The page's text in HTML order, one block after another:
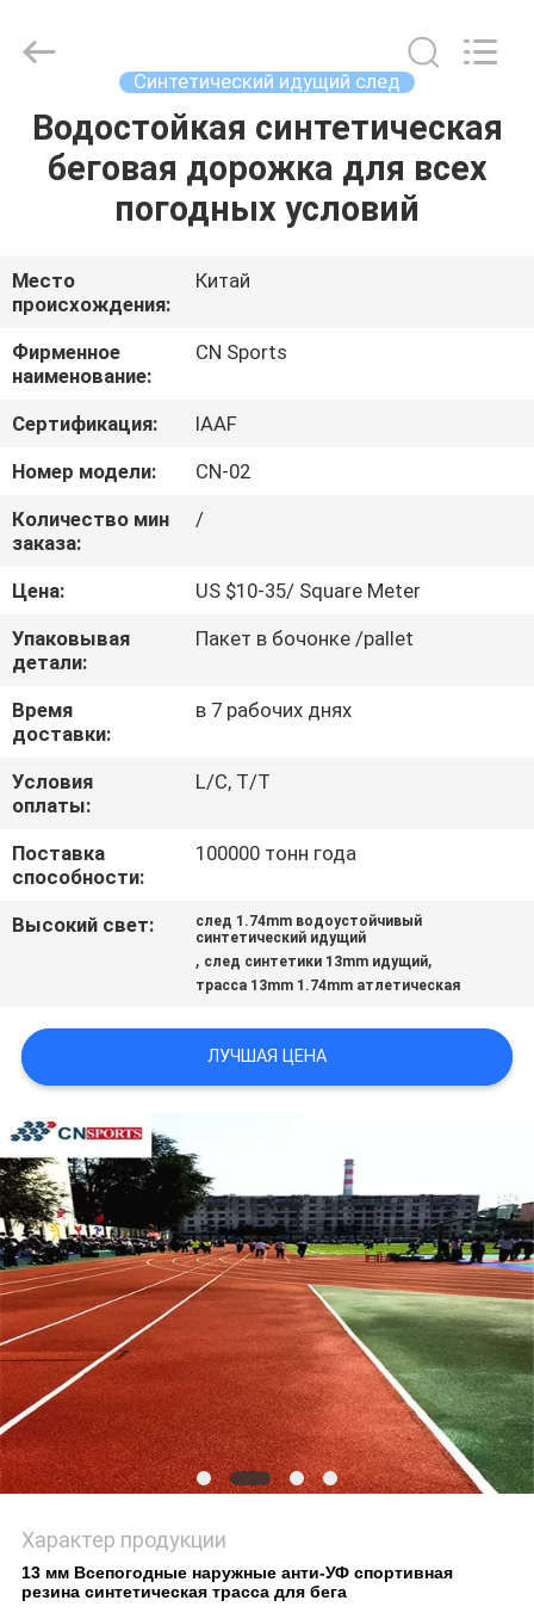
ДОМ
ПРОДУКТЫ
О
НАС
ПУТЕШЕСТВИЕ
ФАБРИКИ
ПРОВЕРКА
КАЧЕСТВА
СВЯЖИТЕСЬ
МЫ
СПРОСИТЕ
ЦИТАТУ
КАРТА
POLICY
Materials
Reserved.
Синтетический идущий след
Водостойкая синтетическая
беговая дорожка для всех
погодных условий
Место
происхождения:
Китай
Фирменное
наименование:
CN Sports
Сертификация:
IAAF
Номер модели:
CN-02
Количество мин
заказа:
/
Цена:
US $10-35/ Square Meter
Упаковывая
детали:
Пакет в бочонке /pallet
Время
доставки:
в 7 рабочих днях
Условия
оплаты:
L/C, T/T
Поставка
способности:
100000 тонн года
Высокий свет:
след 1.74mm водоустойчивый
синтетический идущий
, след синтетики 13mm идущий,
трасса 13mm 1.74mm атлетическая
ЛУЧШАЯ ЦЕНА
Характер продукции
13 мм Всепогодные наружные анти-УФ спортивная
резина синтетическая трасса для бега